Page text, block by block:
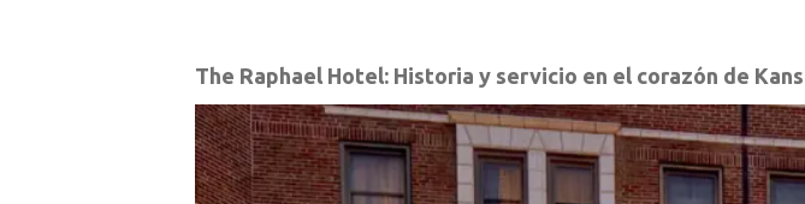
The Raphael Hotel: Historia y servicio en el corazón de